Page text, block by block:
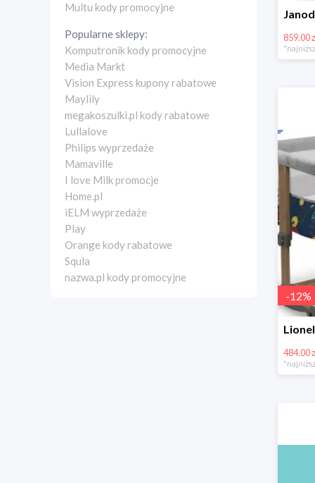
Multu kody promocyjne
Popularne sklepy:
Komputronik kody promocyjne
Media Markt
Vision Express kupony rabatowe
Maylily
megakoszulki.pl kody rabatowe
Lullalove
Philips wyprzedaże
Mamaville
I love Milk promocje
Home.pl
iELM wyprzedaże
Play
Orange kody rabatowe
Squla
nazwa.pl kody promocyjne
859.00
-12%
484.00